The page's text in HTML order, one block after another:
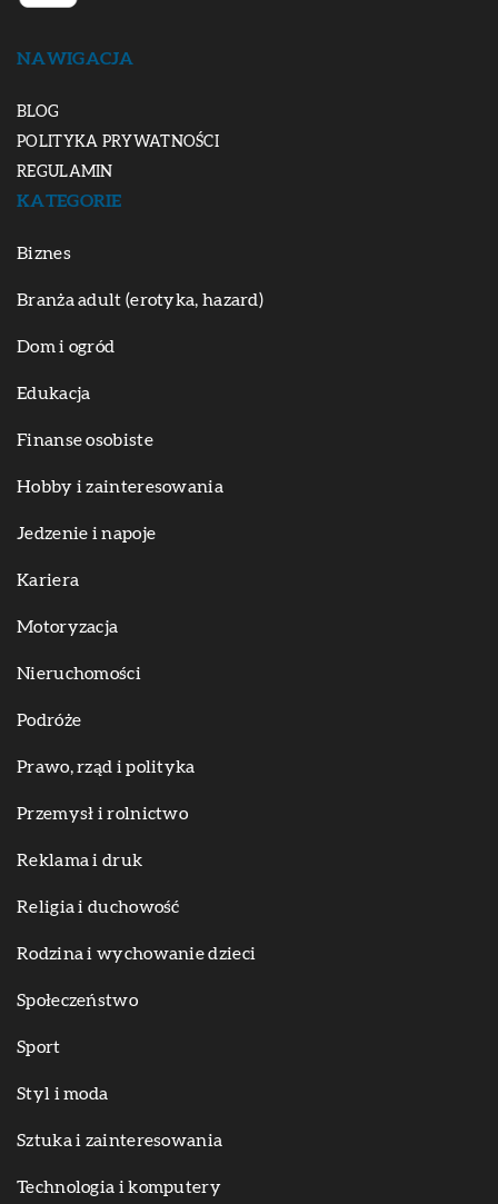
NAWIGACJA
BLOG
POLITYKA PRYWATNOŚCI
REGULAMIN
KATEGORIE
Biznes
Branża adult (erotyka, hazard)
Dom i ogród
Edukacja
Finanse osobiste
Hobby i zainteresowania
Jedzenie i napoje
Kariera
Motoryzacja
Nieruchomości
Podróże
Prawo, rząd i polityka
Przemysł i rolnictwo
Reklama i druk
Religia i duchowość
Rodzina i wychowanie dzieci
Społeczeństwo
Sport
Styl i moda
Sztuka i zainteresowania
Technologia i komputery